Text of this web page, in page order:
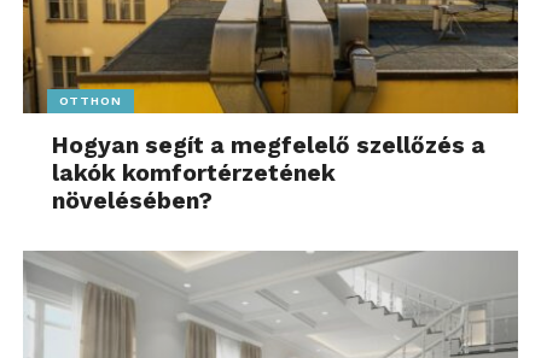
OTTHON
Hogyan segít a megfelelő szellőzés a
lakók komfortérzetének
növelésében?